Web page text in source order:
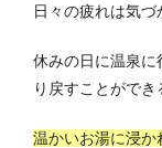
日々の疲れは気づ
休みの日に温泉に
り戻すことができ
温かいお湯に浸か